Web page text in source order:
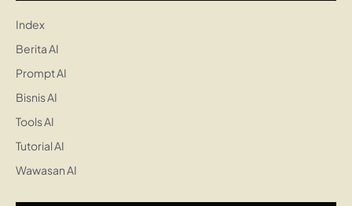
Index
Berita AI
Prompt AI
Bisnis AI
Tools AI
Tutorial AI
Wawasan AI